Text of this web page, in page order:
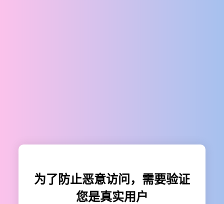
为了防止恶意访问，需要验证
您是真实用户